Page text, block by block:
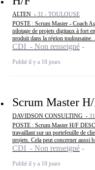
ALTEN - 31 - TOULOUSE
POSTE : Scrum Master - Coach
pilotage de projets digitaux à fort
produit dans la région toulousaine.
CDI - Non renseigné
Publié il y a 18 jours
Scrum Master
DAVIDSON CONSULTING -
POSTE : Scrum Master H/F
travaillant sur un portefeuille de
projets. Cela peut concerner aussi
CDI - Non renseigné
Publié il y a 18 jours